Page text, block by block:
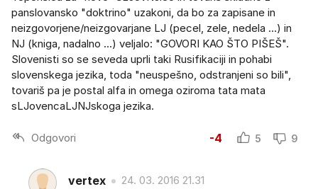
panslovansko "doktrino" uzakoni, da bo za zapisane in
neizgovorjene/neizgovarjane LJ (pecel, zele, nedela ...) in
NJ (kniga, nadalno ...) veljalo: "GOVORI KAO ŠTO PIŠEŠ".
Slovenisti so se seveda uprli taki Rusifikaciji in pohabi
slovenskega jezika, toda "neuspešno, odstranjeni so bili",
tovariš pa je postal alfa in omega oziroma tata mata
sLJovencaLJNJskoga jezika.
Odgovori -4 5 9
vertex 24. 03. 2016 21.31